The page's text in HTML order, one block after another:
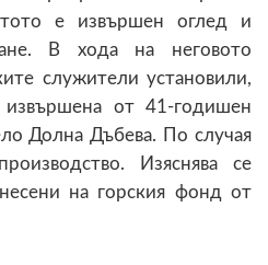
е извършен оглед и
В хода на неговото
служители установили,
от 41-годишен
Долна Дъбева. По случая
Изяснява се
на горския фонд от